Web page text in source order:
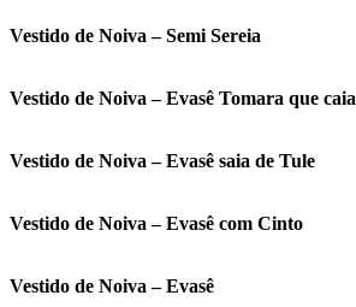
Vestido de Noiva – Semi Sereia
Vestido de Noiva – Evasê Tomara que caia
Vestido de Noiva – Evasê saia de Tule
Vestido de Noiva – Evasê com Cinto
Vestido de Noiva – Evasê